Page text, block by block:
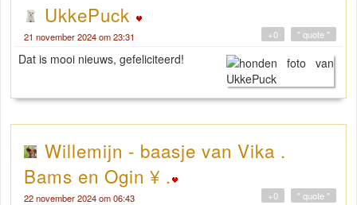
UkkePuck
21 november 2024 om 23:31 " quote "
+0
Dat is mooi nieuws, gefeliciteerd!
Willemijn - baasje van Vika .
Bams en Ogin ¥ .
22 november 2024 om 06:43 " quote "
+0